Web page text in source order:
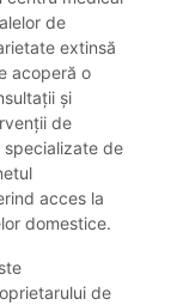
de
extinsă
acoperă o
și
de
specializate de
acces la
domestice.
de